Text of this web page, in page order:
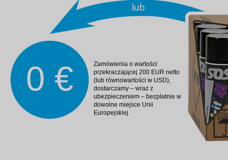
lub
Zamówienia o wartości
przekraczającej 200 EUR netto
(lub równowartości w USD),
dostarczamy – wraz z
ubezpieczeniem – bezpłatnie w
dowolne miejsce Unii
Europejskiej.
0 €